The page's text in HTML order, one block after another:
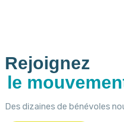
Rejoignez
le
Des dizaines de bénévoles